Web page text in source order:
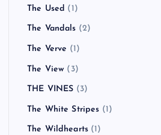
The Used (1)
The Vandals (2)
The Verve (1)
The View (3)
THE VINES (3)
The White Stripes (1)
The Wildhearts (1)